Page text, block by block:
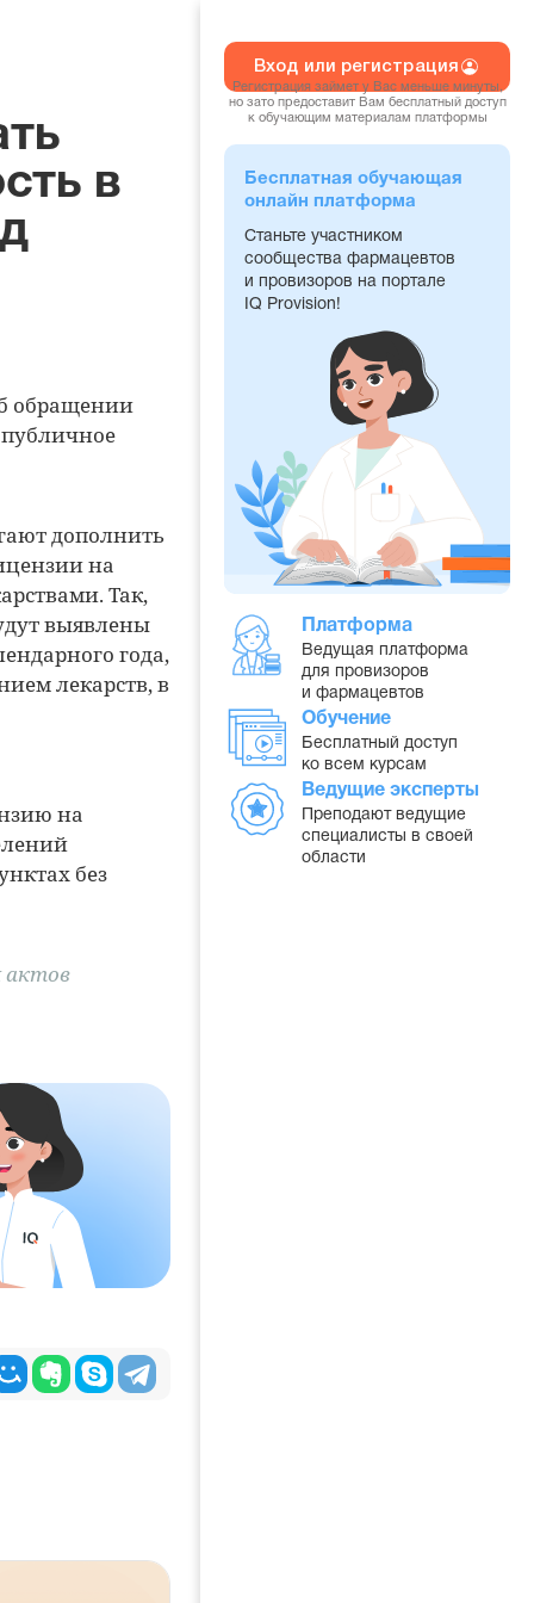
в
обращении
дополнить
на
Так,
выявлены
года,
лекарств, в
на
без
актов
Вход или регистрация
Регистрация займет у Вас меньше минуты,
но зато предоставит Вам бесплатный доступ
к обучающим материалам платформы
Бесплатная обучающая
онлайн платформа
Станьте участником
сообщества фармацевтов
и провизоров на портале
IQ Provision!
Платформа
Ведущая платформа
для провизоров
и фармацевтов
Обучение
Бесплатный доступ
ко всем курсам
Ведущие эксперты
Преподают ведущие
специалисты в своей
области